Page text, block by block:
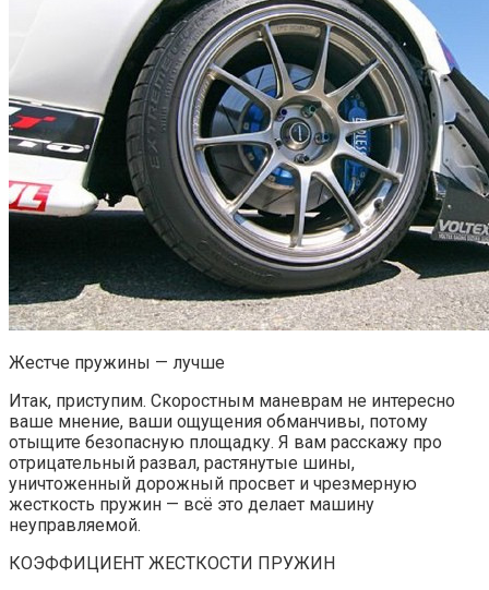
Жестче пружины — лучше
Итак, приступим. Скоростным маневрам не интересно
ваше мнение, ваши ощущения обманчивы, потому
отыщите безопасную площадку. Я вам расскажу про
отрицательный развал, растянутые шины,
уничтоженный дорожный просвет и чрезмерную
жесткость пружин — всё это делает машину
неуправляемой.
КОЭФФИЦИЕНТ ЖЕСТКОСТИ ПРУЖИН